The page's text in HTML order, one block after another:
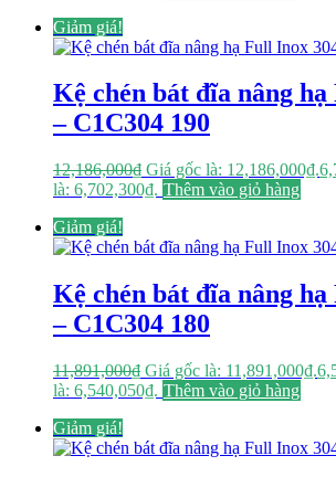
Giảm giá!
Kệ chén bát đĩa nâng
– C1C304 190
12,186,000₫ Giá gốc là: 12,186,000₫.
là: 6,702,300₫. Thêm vào giỏ hàng
Giảm giá!
Kệ chén bát đĩa nâng
– C1C304 180
11,891,000₫ Giá gốc là: 11,891,000₫.
là: 6,540,050₫. Thêm vào giỏ hàng
Giảm giá!